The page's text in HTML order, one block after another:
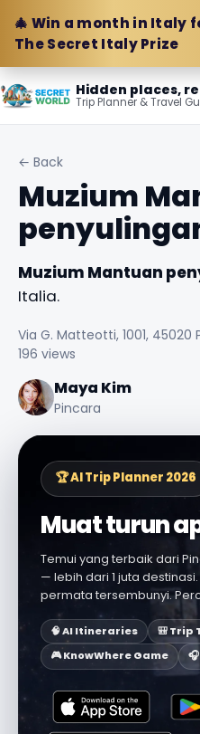
🎄 Win a month in Italy
The Secret Italy Prize
Hidden places,
Trip Planner & Travel
← Back
Muzium
Muzium Mantuan
Italia.
Via G. Matteotti, 1001, 45020
196 views
Maya Kim
Pincara
🏆 AI Trip Planner 2026
Muat turun
Temui yang terbaik dari
— lebih dari 1 juta
permata tersembunyi.
🧠 AI Itineraries
🎒 Trip
🎮 KnowWhere Game